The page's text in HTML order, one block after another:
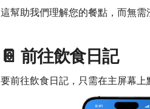
這幫助我們理解您的餐點，而無需
📔 前往飲食日記
要前往飲食日記，只需在主屏幕上